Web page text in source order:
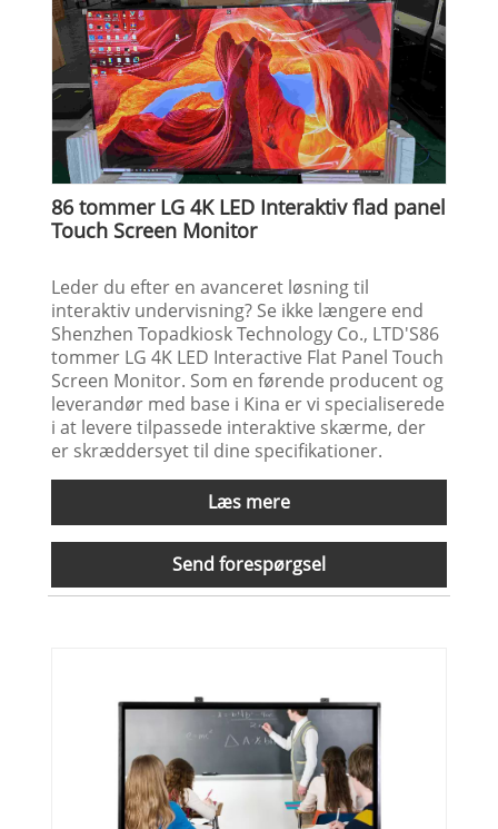
86 tommer LG 4K LED Interaktiv flad panel
Touch Screen Monitor
Leder du efter en avanceret løsning til
interaktiv undervisning? Se ikke længere end
Shenzhen Topadkiosk Technology Co., LTD'S86
tommer LG 4K LED Interactive Flat Panel Touch
Screen Monitor. Som en førende producent og
leverandør med base i Kina er vi specialiserede
i at levere tilpassede interaktive skærme, der
er skræddersyet til dine specifikationer.
Læs mere
Send forespørgsel